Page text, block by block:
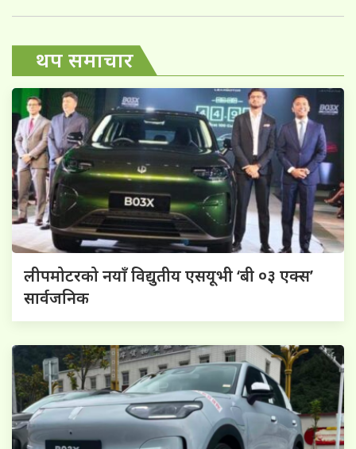
थप समाचार
लीपमोटरको नयाँ विद्युतीय एसयूभी ‘बी ०३ एक्स’
सार्वजनिक